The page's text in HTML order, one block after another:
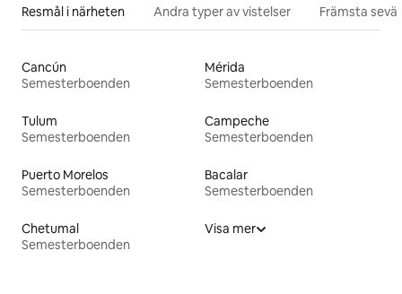
Resmål i närheten Andra typer av vistelser Främsta
Cancún
Semesterboenden
Mérida
Semesterboenden
Tulum
Semesterboenden
Campeche
Semesterboenden
Puerto Morelos
Semesterboenden
Bacalar
Semesterboenden
Chetumal
Semesterboenden
Visa mer